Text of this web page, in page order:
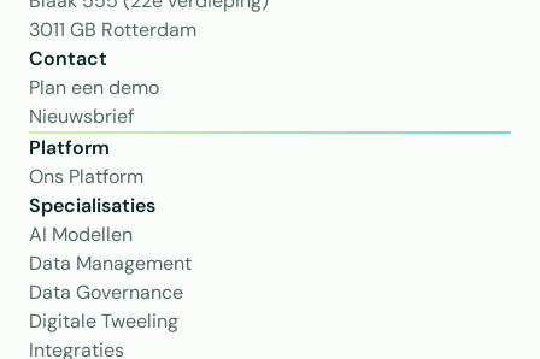
3011 GB Rotterdam
Contact
Plan een demo
Nieuwsbrief
Platform
Ons Platform
Specialisaties
AI Modellen
Data Management
Data Governance
Digitale Tweeling
Integraties